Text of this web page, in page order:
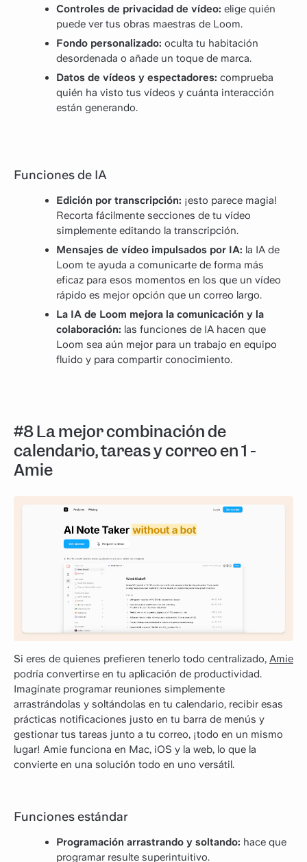
Controles de privacidad de vídeo: elige quién
puede ver tus obras maestras de Loom.
Fondo personalizado: oculta tu habitación
desordenada o añade un toque de marca.
Datos de vídeos y espectadores: comprueba
quién ha visto tus vídeos y cuánta interacción
están generando.
Funciones de IA
Edición por transcripción: ¡esto parece magia!
Recorta fácilmente secciones de tu vídeo
simplemente editando la transcripción.
Mensajes de vídeo impulsados por IA: la IA de
Loom te ayuda a comunicarte de forma más
eficaz para esos momentos en los que un vídeo
rápido es mejor opción que un correo largo.
La IA de Loom mejora la comunicación y la
colaboración: las funciones de IA hacen que
Loom sea aún mejor para un trabajo en equipo
fluido y para compartir conocimiento.
#8 La mejor combinación de
calendario, tareas y correo en 1 -
Amie
Si eres de quienes prefieren tenerlo todo centralizado, Amie
podría convertirse en tu aplicación de productividad.
Imagínate programar reuniones simplemente
arrastrándolas y soltándolas en tu calendario, recibir esas
prácticas notificaciones justo en tu barra de menús y
gestionar tus tareas junto a tu correo, ¡todo en un mismo
lugar! Amie funciona en Mac, iOS y la web, lo que la
convierte en una solución todo en uno versátil.
Funciones estándar
Programación arrastrando y soltando: hace que
programar resulte superintuitivo.